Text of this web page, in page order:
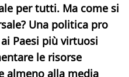
per tutti. Ma come si
Una politica pro
Paesi più virtuosi
le risorse
almeno alla media